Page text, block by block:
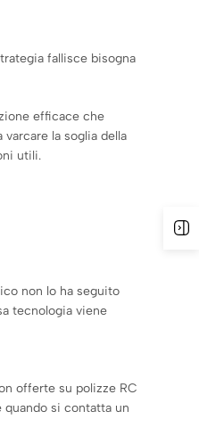
fallisce bisogna
efficace che
la soglia della
utili.
non lo ha seguito
tecnologia viene
offerte su polizze RC
si contatta un